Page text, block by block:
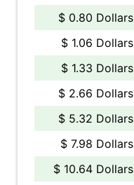
$ 0.80 Dollars
$ 1.06 Dollars
$ 1.33 Dollars
$ 2.66 Dollars
$ 5.32 Dollars
$ 7.98 Dollars
$ 10.64 Dollars